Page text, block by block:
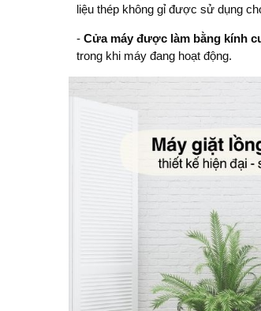
liệu thép không gỉ được sử dụng
- Cửa máy được làm bằng kính
trong khi máy đang hoạt động.